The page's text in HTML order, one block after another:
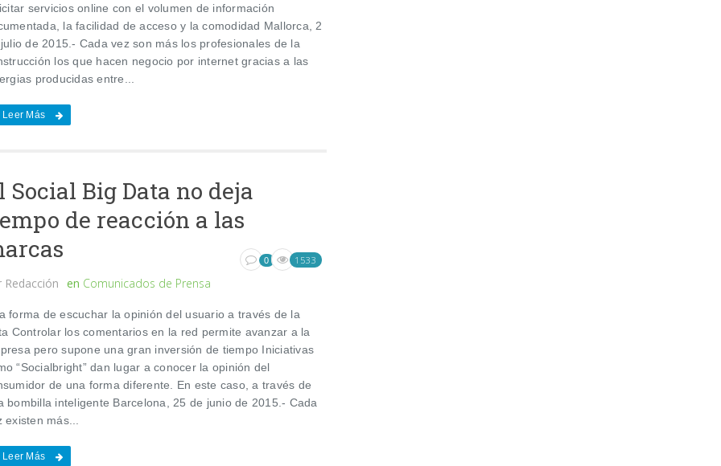
servicios online con el volumen de información
la facilidad de acceso y la comodidad Mallorca, 2
de 2015.- Cada vez son más los profesionales de la
los que hacen negocio por internet gracias a las
producidas entre...
Leer Más
Social Big Data no deja
de reacción a las
Redacción en Comunicados de Prensa
0 1533
forma de escuchar la opinión del usuario a través de la
Controlar los comentarios en la red permite avanzar a la
pero supone una gran inversión de tiempo Iniciativas
“Socialbright” dan lugar a conocer la opinión del
de una forma diferente. En este caso, a través de
bombilla inteligente Barcelona, 25 de junio de 2015.- Cada
existen más...
Leer Más